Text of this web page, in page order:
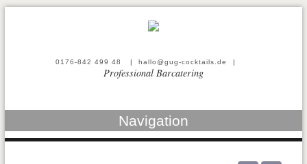
0176-842 499 48 | hallo@gug-cocktails.de |
Professional Barcatering
Navigation